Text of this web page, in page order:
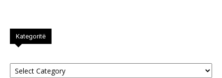
Kategoritë
Kategoritë